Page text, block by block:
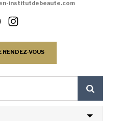
institutdebeaute.com
RENDEZ-VOUS